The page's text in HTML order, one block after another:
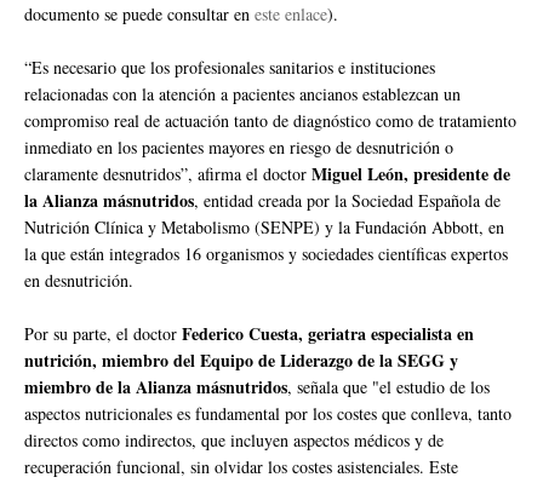
documento se puede consultar en este enlace).
“Es necesario que los profesionales sanitarios e instituciones
relacionadas con la atención a pacientes ancianos establezcan un
compromiso real de actuación tanto de diagnóstico como de tratamiento
inmediato en los pacientes mayores en riesgo de desnutrición o
claramente desnutridos”, afirma el doctor Miguel León, presidente de
la Alianza másnutridos, entidad creada por la Sociedad Española de
Nutrición Clínica y Metabolismo (SENPE) y la Fundación Abbott, en
la que están integrados 16 organismos y sociedades científicas expertos
en desnutrición.
Por su parte, el doctor Federico Cuesta, geriatra especialista en
nutrición, miembro del Equipo de Liderazgo de la SEGG y
miembro de la Alianza másnutridos, señala que "el estudio de los
aspectos nutricionales es fundamental por los costes que conlleva, tanto
directos como indirectos, que incluyen aspectos médicos y de
recuperación funcional, sin olvidar los costes asistenciales. Este